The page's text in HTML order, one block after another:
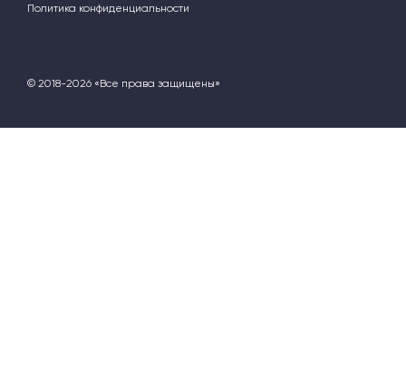
Политика конфиденциальности
© 2018-2026 «Все права защищены»